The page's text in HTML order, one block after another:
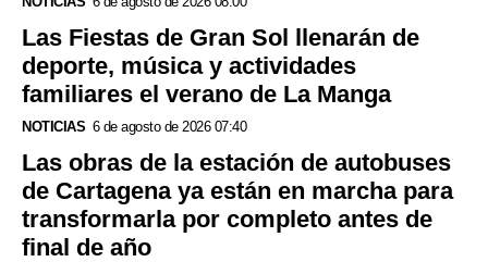
Las Fiestas de Gran Sol llenarán de
deporte, música y actividades
familiares el verano de La Manga
NOTICIAS 6 de agosto de 2026 07:40
Las obras de la estación de autobuses
de Cartagena ya están en marcha para
transformarla por completo antes de
final de año